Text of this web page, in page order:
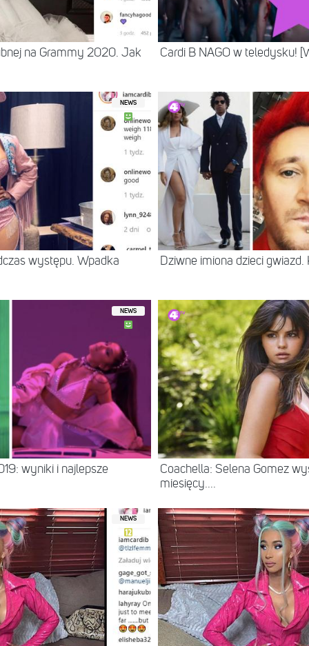
na Grammy 2020. Jak Cardi B NAGO w teledysku!
NEWS
występu. Wpadka Dziwne imiona dzieci gwiazd.
NEWS
wyniki i najlepsze
Coachella: Selena Gomez
miesięcy....
NEWS